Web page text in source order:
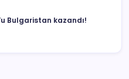
Bulgaristan kazandı!